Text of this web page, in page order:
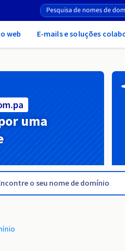
web E-mails e soluções
uma